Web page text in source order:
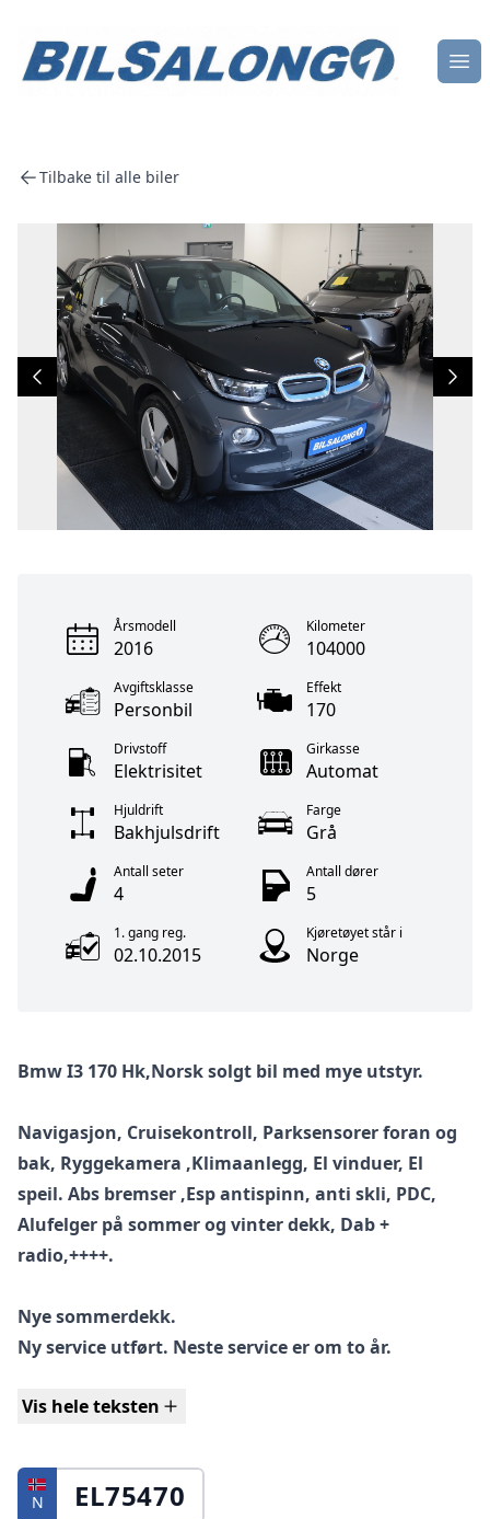
Tilbake til alle biler
Årsmodell
2016
Kilometer
104000
Avgiftsklasse
Personbil
Effekt
170
Drivstoff
Elektrisitet
Girkasse
Automat
Hjuldrift
Bakhjulsdrift
Farge
Grå
Antall seter
4
Antall dører
5
1. gang reg.
02.10.2015
Kjøretøyet står i
Norge
Bmw I3 170 Hk,Norsk solgt bil med mye utstyr.
Navigasjon, Cruisekontroll, Parksensorer foran og
bak, Ryggekamera ,Klimaanlegg, El vinduer, El
speil. Abs bremser ,Esp antispinn, anti skli, PDC,
Alufelger på sommer og vinter dekk, Dab +
radio,++++.
Nye sommerdekk.
Ny service utført. Neste service er om to år.
Fin bil å kjøre og høyt innsteg i bil.
12 mnd bruktbilgaranti inntil 200.000 km.
Vis hele teksten
N EL75470